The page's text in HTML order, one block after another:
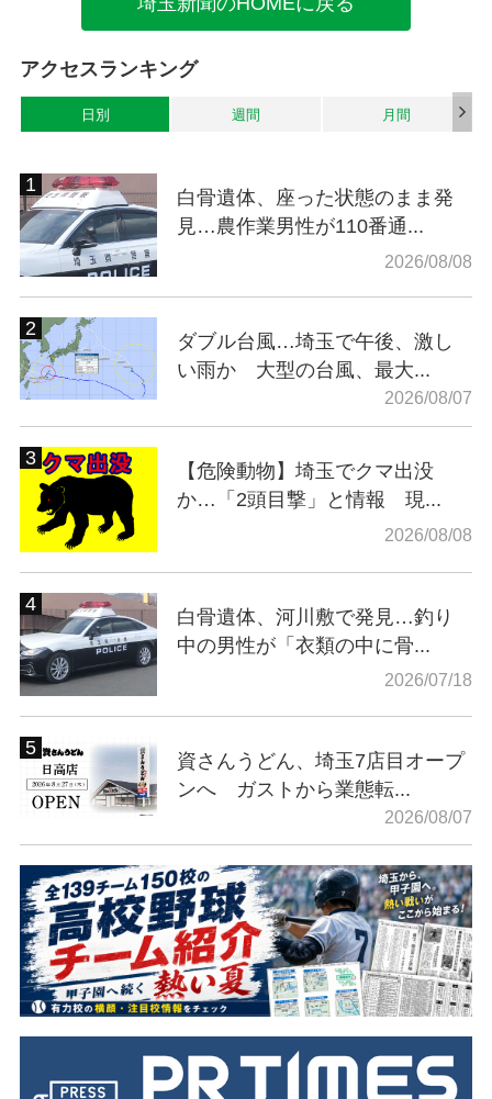
アクセスランキング
日別 週間 月間
白骨遺体、座った状態のまま発
見…農作業男性が110番通...
2026/08/08
ダブル台風…埼玉で午後、激し
い雨か 大型の台風、最大...
2026/08/07
【危険動物】埼玉でクマ出没
か…「2頭目撃」と情報 現...
2026/08/08
白骨遺体、河川敷で発見…釣り
中の男性が「衣類の中に骨...
2026/07/18
資さんうどん、埼玉7店目オープ
ンへ ガストから業態転...
2026/08/07